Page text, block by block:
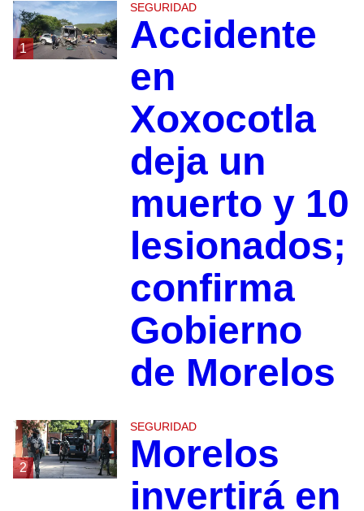
1
SEGURIDAD
Accidente
en
Xoxocotla
deja un
muerto y 10
lesionados;
confirma
Gobierno
de Morelos
2
SEGURIDAD
Morelos
invertirá en